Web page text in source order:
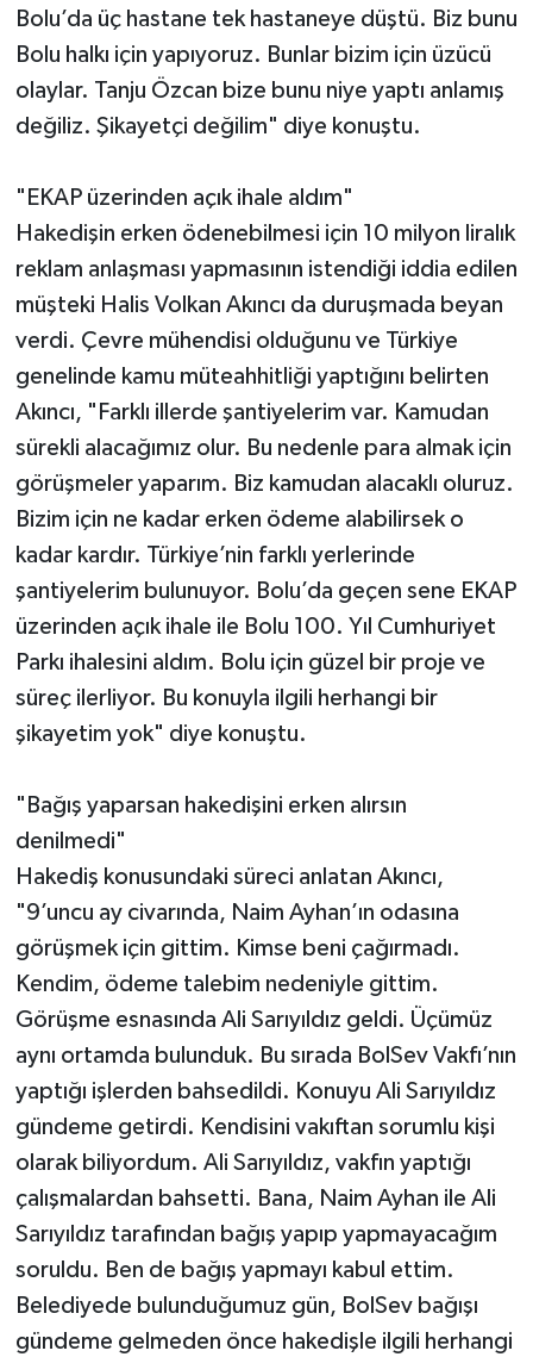
Bolu’da üç hastane tek hastaneye düştü. Biz bunu
Bolu halkı için yapıyoruz. Bunlar bizim için üzücü
olaylar. Tanju Özcan bize bunu niye yaptı anlamış
değiliz. Şikayetçi değilim" diye konuştu.
"EKAP üzerinden açık ihale aldım"
Hakedişin erken ödenebilmesi için 10 milyon liralık
reklam anlaşması yapmasının istendiği iddia edilen
müşteki Halis Volkan Akıncı da duruşmada beyan
verdi. Çevre mühendisi olduğunu ve Türkiye
genelinde kamu müteahhitliği yaptığını belirten
Akıncı, "Farklı illerde şantiyelerim var. Kamudan
sürekli alacağımız olur. Bu nedenle para almak için
görüşmeler yaparım. Biz kamudan alacaklı oluruz.
Bizim için ne kadar erken ödeme alabilirsek o
kadar kardır. Türkiye’nin farklı yerlerinde
şantiyelerim bulunuyor. Bolu’da geçen sene EKAP
üzerinden açık ihale ile Bolu 100. Yıl Cumhuriyet
Parkı ihalesini aldım. Bolu için güzel bir proje ve
süreç ilerliyor. Bu konuyla ilgili herhangi bir
şikayetim yok" diye konuştu.
"Bağış yaparsan hakedişini erken alırsın
denilmedi"
Hakediş konusundaki süreci anlatan Akıncı,
"9’uncu ay civarında, Naim Ayhan’ın odasına
görüşmek için gittim. Kimse beni çağırmadı.
Kendim, ödeme talebim nedeniyle gittim.
Görüşme esnasında Ali Sarıyıldız geldi. Üçümüz
aynı ortamda bulunduk. Bu sırada BolSev Vakfı’nın
yaptığı işlerden bahsedildi. Konuyu Ali Sarıyıldız
gündeme getirdi. Kendisini vakıftan sorumlu kişi
olarak biliyordum. Ali Sarıyıldız, vakfın yaptığı
çalışmalardan bahsetti. Bana, Naim Ayhan ile Ali
Sarıyıldız tarafından bağış yapıp yapmayacağım
soruldu. Ben de bağış yapmayı kabul ettim.
Belediyede bulunduğumuz gün, BolSev bağışı
gündeme gelmeden önce hakedişle ilgili herhangi